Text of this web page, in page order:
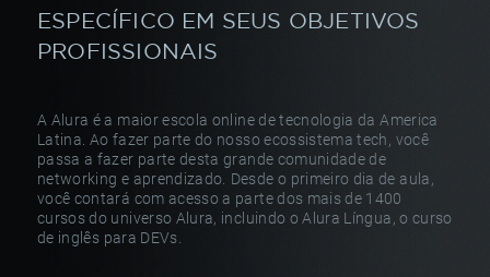
ESPECÍFICO EM SEUS OBJETIVOS
PROFISSIONAIS
A Alura é a maior escola online de tecnologia da America
Latina. Ao fazer parte do nosso ecossistema tech, você
passa a fazer parte desta grande comunidade de
networking e aprendizado.
Desde o primeiro dia de aula,
você contará com acesso a parte dos mais de 1400
cursos do universo Alura, incluindo o Alura Língua, o curso
de inglês para DEVs.